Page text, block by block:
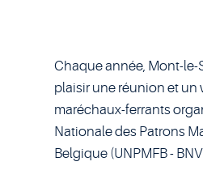
Chaque année, Mont-le-
plaisir une réunion et un
maréchaux-ferrants
Nationale des Patrons
Belgique (UNPMFB -